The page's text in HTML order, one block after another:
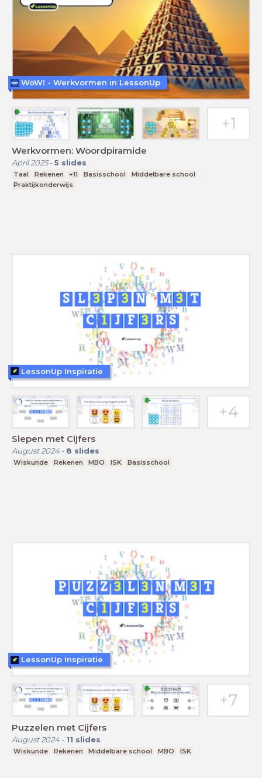
Werkvormen: Woordpiramide
April 2025- 5 slides
Taal Rekenen +11 Basisschool
Middelbare school
Praktijkonderwijs
WoW! - Werkvormen in LessonUp
Slepen met Cijfers
August 2024- 8 slides
Wiskunde Rekenen MBO ISK Basisschool
LessonUp Inspiratie
Puzzelen met Cijfers
August 2024- 11 slides
Wiskunde Rekenen Middelbare school MBO ISK
LessonUp Inspiratie